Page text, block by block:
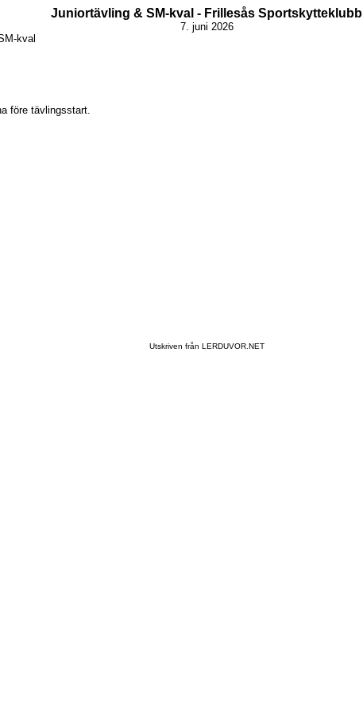
Juniortävling & SM-kval - Frillesås Sportskytteklubb
7. juni 2026
kval
före tävlingsstart.
Utskriven från LERDUVOR.NET